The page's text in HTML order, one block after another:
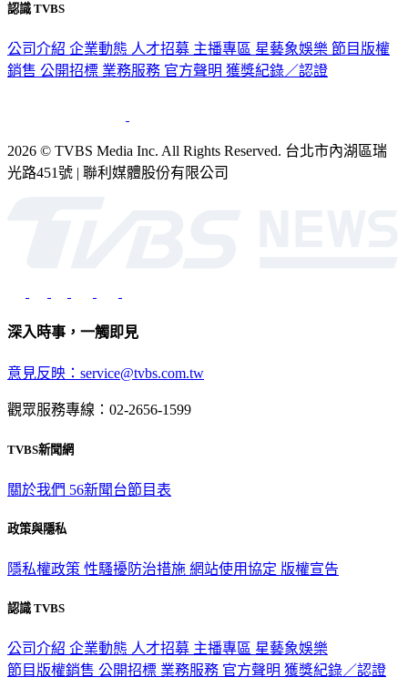
認識 TVBS
公司介紹 企業動態 人才招募 主播專區 星藝象娛樂 節目版權
銷售 公開招標 業務服務 官方聲明 獲獎紀錄／認證
2026 © TVBS Media Inc. All Rights Reserved. 台北市內湖區瑞
光路451號 | 聯利媒體股份有限公司
深入時事，一觸即見
意見反映：service@tvbs.com.tw
觀眾服務專線：02-2656-1599
TVBS新聞網
關於我們 56新聞台節目表
政策與隱私
隱私權政策 性騷擾防治措施 網站使用協定 版權宣告
認識 TVBS
公司介紹 企業動態 人才招募 主播專區 星藝象娛樂
節目版權銷售 公開招標 業務服務 官方聲明 獲獎紀錄／認證